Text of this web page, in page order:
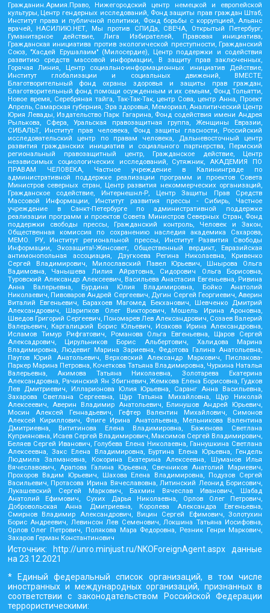
Гражданин.Армия.Право, Нижегородский центр немецкой и европейской
культуры, Центр гендерных исследований, Фонд защиты прав граждан Штаб,
Институт права и публичной политики, Фонд борьбы с коррупцией, Альянс
врачей, НАСИЛИЮ.НЕТ, Мы против СПИДа, СВЕЧА, Открытый Петербург,
Гуманитарное действие, Лига Избирателей, Правовая инициатива,
Гражданская инициатива против экологической преступности, Гражданский
Союз, "Хасдей Ерушалаим" (Милосердие), Центр поддержки и содействия
развитию средств массовой информации, В защиту прав заключенных,
Горячая Линия, Центр социально-информационных инициатив Действие,
Институт глобализации и социальных движений, ВМЕСТЕ,
Благотворительный фонд охраны здоровья и защиты прав граждан,
Благотворительный фонд помощи осужденным и их семьям, Фонд Тольятти,
Новое время, Серебряная тайга, Так-Так-Так, центр Сова, центр Анна, Проект
Апрель, Самарская губерния, Эра здоровья, Мемориал, Аналитический Центр
Юрия Левады, Издательство Парк Гагарина, Фонд содействия имени Андрея
Рылькова, Сфера, Уральская правозащитная группа, Женщины Евразии,
СИБАЛЬТ, Институт прав человека, Фонд защиты гласности, Российский
исследовательский центр по правам человека, Дальневосточный центр
развития гражданских инициатив и социального партнерства, Пермский
региональный правозащитный центр, Гражданское действие, Центр
независимых социологических исследований, Сутяжник, АКАДЕМИЯ ПО
ПРАВАМ ЧЕЛОВЕКА, Частное учреждение в Калининграде по
административной поддержке реализации программ и проектов Совета
Министров северных стран, Центр развития некоммерческих организаций,
Гражданское содействие, Интернешнл-Р, Центр Защиты Прав Средств
Массовой Информации, Институт развития прессы - Сибирь, Частное
учреждение в Санкт-Петербурге по административной поддержке
реализации программ и проектов Совета Министров Северных Стран, Фонд
поддержки свободы прессы, Гражданский контроль, Человек и Закон,
Общественная комиссия по сохранению наследия академика Сахарова,
МЕМО. РУ, Институт региональной прессы, Институт Развития Свободы
Информации, Экозащита!-Женсовет, Общественный вердикт, Евразийская
антимонопольная ассоциация, Дзугкоева Регина Николаевна, Кривенко
Сергей Владимирович, Милославский Павел Юрьевич, Шнырова Ольга
Вадимовна, Чанышева Лилия Айратовна, Сидорович Ольга Борисовна,
Туровский Александр Алексеевич, Васильева Анастасия Евгеньевна, Ривина
Анна Валерьевна, Бурдина Юлия Владимировна, Бойко Анатолий
Николаевич, Пивоваров Андрей Сергеевич, Дугин Сергей Георгиевич, Аверин
Виталий Евгеньевич, Барахоев Магомед Бекханович, Шевченко Дмитрий
Александрович, Шарипков Олег Викторович, Мошель Ирина Ароновна,
Шведов Григорий Сергеевич, Пономарев Лев Александрович, Созаев Валерий
Валерьевич, Каргалицкий Борис Юльевич, Исакова Ирина Александровна,
Исламов Тимур Рифгатович, Романова Ольга Евгеньевна, Щаров Сергей
Алексадрович, Цирульников Борис Альбертович, Халидова Марина
Владимировна, Людевиг Марина Зариевна, Федотова Галина Анатольевна,
Паутов Юрий Анатольевич, Верховский Александр Маркович, Пислакова-
Паркер Марина Петровна, Кочеткова Татьяна Владимировна, Чуркина Наталья
Валерьевна, Акимова Татьяна Николаевна, Золотарева Екатерина
Александровна, Рачинский Ян Збигневич, Жемкова Елена Борисовна, Гудков
Лев Дмитриевич, Илларионова Юлия Юрьевна, Саранг Анна Васильевна,
Захарова Светлана Сергеевна, Щур Татьяна Михайловна, Щур Николай
Алексеевич, Аверин Владимир Анатольевич, Блинушов Андрей Юрьевич,
Мосин Алексей Геннадьевич, Гефтер Валентин Михайлович, Симонов
Алексей Кириллович, Флиге Ирина Анатольевна, Мельникова Валентина
Дмитриевна, Вититинова Елена Владимировна, Баженова Светлана
Куприяновна, Исаев Сергей Владимирович, Максимов Сергей Владимирович,
Беляев Сергей Иванович, Голубева Елена Николаевна, Ганнушкина Светлана
Алексеевна, Закс Елена Владимировна, Буртина Елена Юрьевна, Гендель
Людмила Залмановна, Кокорина Екатерина Алексеевна, Шуманов Илья
Вячеславович, Арапова Галина Юрьевна, Свечников Анатолий Мариевич,
Прохоров Вадим Юрьевич, Шахова Елена Владимировна, Подузов Сергей
Васильевич, Протасова Ирина Вячеславовна, Литинский Леонид Борисович,
Лукашевский Сергей Маркович, Бахмин Вячеслав Иванович, Шабад
Анатолий Ефимович, Сухих Дарья Николаевна, Орлов Олег Петрович,
Добровольская Анна Дмитриевна, Королева Александра Евгеньевна,
Смирнов Владимир Александрович, Вицин Сергей Ефимович, Золотухин
Борис Андреевич, Левинсон Лев Семенович, Локшина Татьяна Иосифовна,
Орлов Олег Петрович, Полякова Мара Федоровна, Резник Генри Маркович,
Захаров Герман Константинович
Источник: http://unro.minjust.ru/NKOForeignAgent.aspx данные
на 23.12.2021
* Единый федеральный список организаций, в том числе
иностранных и международных организаций, признанных в
соответствии с законодательством Российской Федерации
террористическими: